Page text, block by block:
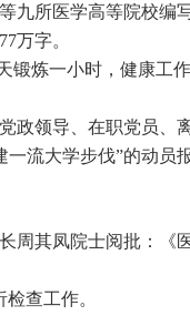
九所医学高等院校编
万字。
锻炼一小时，健康工
政领导、在职党员、
流大学步伐”的动员
周其凤院士阅批：《
查工作。